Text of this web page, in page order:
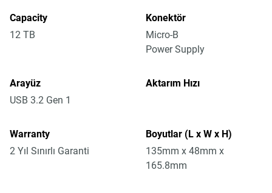
Capacity
12 TB
Konektör
Micro-B
Power Supply
Arayüz
USB 3.2 Gen 1
Aktarım Hızı
Warranty
2 Yıl Sınırlı Garanti
Boyutlar (L x W x H)
135mm x 48mm x
165.8mm